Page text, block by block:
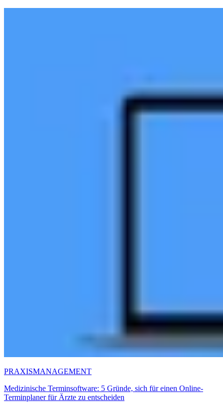
PRAXISMANAGEMENT
Medizinische Terminsoftware: 5 Gründe, sich für einen Online-
Terminplaner für Ärzte zu entscheiden